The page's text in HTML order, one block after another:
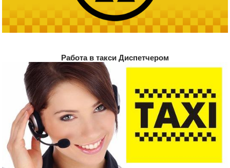
Работа в такси Диспетчером